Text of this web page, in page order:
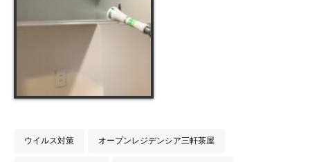
ウイルス対策 オープンレジデンシア三軒茶屋